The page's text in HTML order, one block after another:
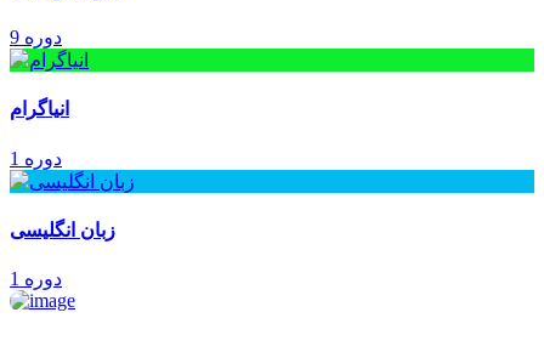
9 دوره
انیاگرام
1 دوره
زبان انگلیسی
1 دوره